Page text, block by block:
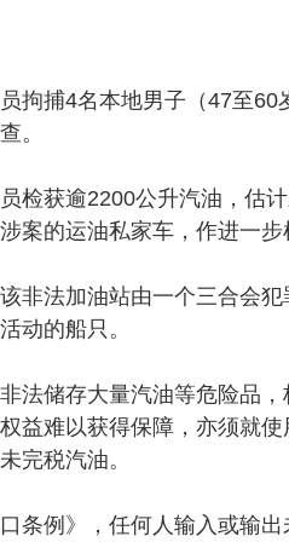
拘捕4名本地男子（47至
。
检获逾2200公升汽油，估
案的运油私家车，作进一步
非法加油站由一个三合会
动的船只。
法储存大量汽油等危险品
益难以获得保障，亦须就
完税汽油。
条例》，任何人输入或输